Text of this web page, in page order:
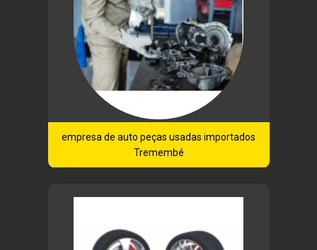
empresa de auto peças usadas importados
Tremembé